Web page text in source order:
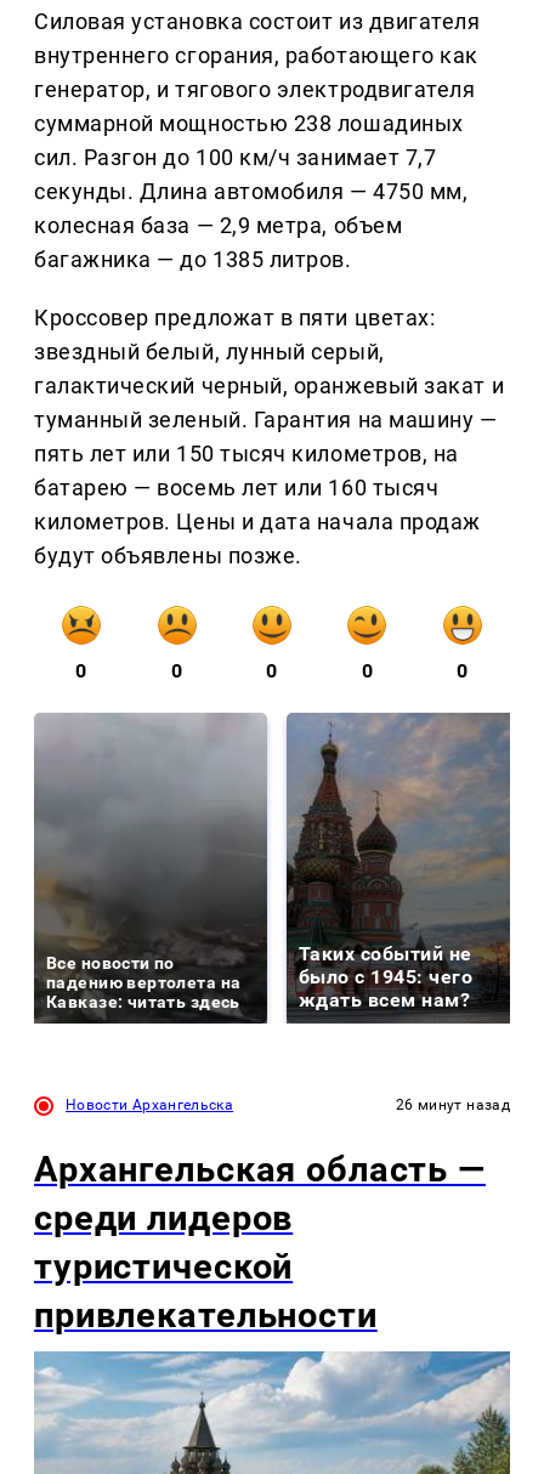
Силовая установка состоит из двигателя
внутреннего сгорания, работающего как
генератор, и тягового электродвигателя
суммарной мощностью 238 лошадиных
сил. Разгон до 100 км/ч занимает 7,7
секунды. Длина автомобиля — 4750 мм,
колесная база — 2,9 метра, объем
багажника — до 1385 литров.
Кроссовер предложат в пяти цветах:
звездный белый, лунный серый,
галактический черный, оранжевый закат и
туманный зеленый. Гарантия на машину —
пять лет или 150 тысяч километров, на
батарею — восемь лет или 160 тысяч
километров. Цены и дата начала продаж
будут объявлены позже.
0 0 0 0 0
Все новости по
падению вертолета на
Кавказе: читать здесь
Таких событий не
было с 1945: чего
ждать всем нам?
Новости Архангельска 26 минут назад
Архангельская область —
среди лидеров
туристической
привлекательности